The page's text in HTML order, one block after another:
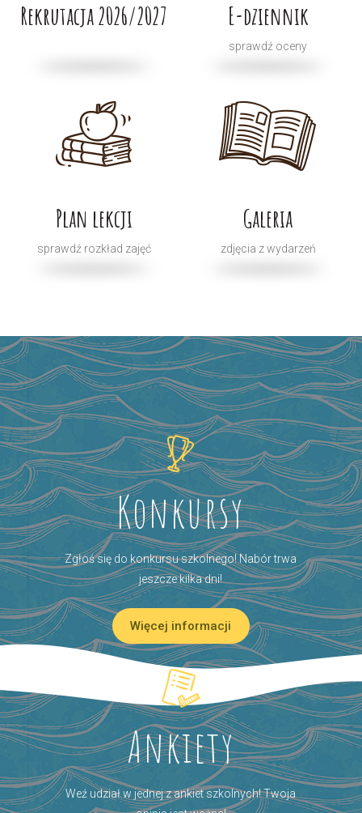
Rekrutacja 2026/2027 E-dziennik
sprawdź oceny
Plan lekcji
sprawdź rozkład zajęć
Galeria
zdjęcia z wydarzeń
Konkursy
Zgłoś się do konkursu szkolnego! Nabór trwa
jeszcze kilka dni!
Więcej informacji
Ankiety
Weź udział w jednej z ankiet szkolnych! Twoja